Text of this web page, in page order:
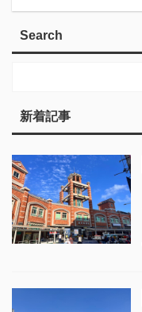
Search
新着記事